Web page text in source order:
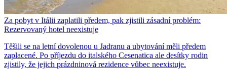
Za pobyt v Itálii zaplatili předem, pak zjistili zásadní problém:
Rezervovaný hotel neexistuje
Těšili se na letní dovolenou u Jadranu a ubytování měli předem
zaplacené. Po příjezdu do italského Cesenatica ale desítky rodin
zjistily, že jejich prázdninová rezidence vůbec neexistuje.